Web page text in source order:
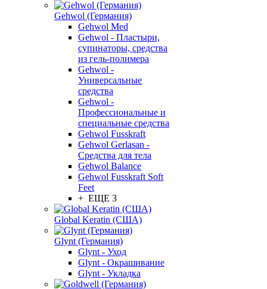
Gehwol (Германия)
Gehwol Med
Gehwol - Пластыри,
супинаторы, средства
из гель-полимера
Gehwol -
Универсальные
средства
Gehwol -
Профессиональные и
специальные средства
Gehwol Fusskraft
Gehwol Gerlasan -
Средства для тела
Gehwol Balance
Gehwol Fusskraft Soft
Feet
+ ЕЩЕ 3
Global Keratin (США)
Glynt (Германия)
Glynt - Уход
Glynt - Окрашивание
Glynt - Укладка